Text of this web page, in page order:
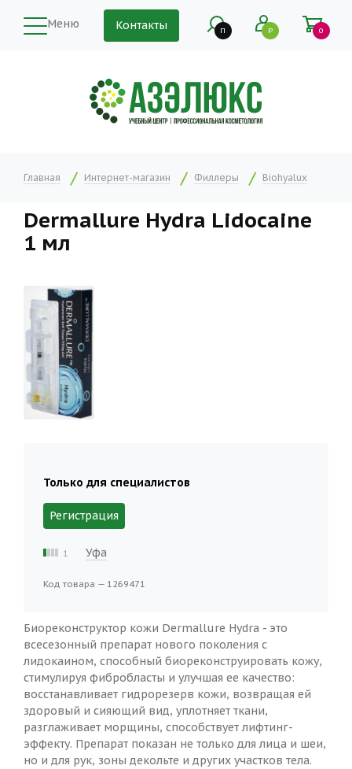
Меню Контакты П Р 0
Главная Интернет-магазин Филлеры Biohyalux
Dermallure Hydra Lidocaine
1 мл
Биореконструктор кожи Dermallure Hydra - это
всесезонный препарат нового поколения с
лидокаином, способный биореконструировать кожу,
стимулируя фибробласты и улучшая ее качество:
восстанавливает гидрорезерв кожи, возвращая ей
здоровый и сияющий вид, уплотняет ткани,
разглаживает морщины, способствует лифтинг-
эффекту. Препарат показан не только для лица и шеи,
но и для рук, зоны декольте и других участков тела.
Только для специалистов
Регистрация
1 Уфа
Код товара — 1269471